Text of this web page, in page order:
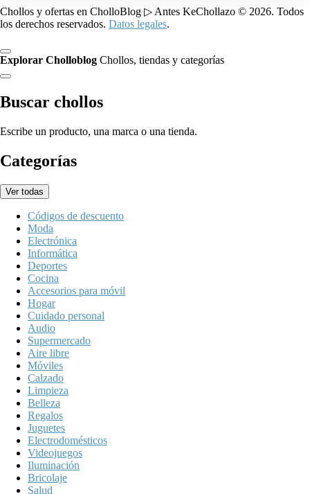
Chollos y ofertas en CholloBlog ▷ Antes KeChollazo © 2026. Todos
los derechos reservados. Datos legales.
Explorar Cholloblog Chollos, tiendas y categorías
Buscar chollos
Escribe un producto, una marca o una tienda.
Categorías
Ver todas
Códigos de descuento
Moda
Electrónica
Informática
Deportes
Cocina
Accesorios para móvil
Hogar
Cuidado personal
Audio
Supermercado
Aire libre
Móviles
Calzado
Limpieza
Belleza
Regalos
Juguetes
Electrodomésticos
Videojuegos
Iluminación
Bricolaje
Salud